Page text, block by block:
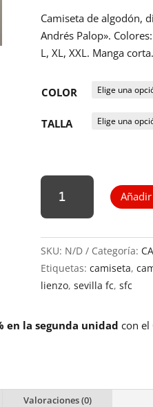
Camiseta de algodón,
Andrés Palop».
L, XL, XXL. Manga corta.
COLOR
TALLA
Camiseta
negra
"Invencible"
Andrés
Palop
cantidad
SKU: N/D Categoría:
Etiquetas: camiseta,
lienzo, sevilla fc, sfc
en la segunda unidad con el
Valoraciones (0)